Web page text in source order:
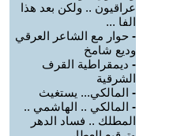
عراقيون .. ولكن بعد هذا
الفا ...
- حوار مع الشاعر العرقي
وديع شامخ
- ديمقراطية القرف
الشرقية
- المالكي... يستغيث
- المالكي .. الهاشمي ..
المطلك .. فساد الدهر